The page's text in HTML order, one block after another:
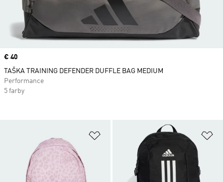
Pridať do zoznamu želaných
Price
€ 40
TAŠKA TRAINING DEFENDER DUFFLE BAG MEDIUM
Performance
5 farby